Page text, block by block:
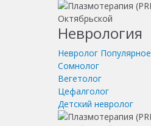
Неврология
Невролог Популярное
Сомнолог
Вегетолог
Цефалголог
Детский невролог